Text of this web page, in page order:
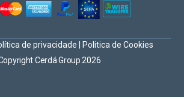
Cerdá Group 2026
de privacidade Politica de Cookies